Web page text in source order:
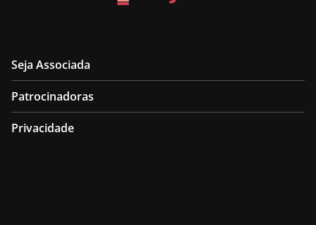
Seja Associada
Patrocinadoras
Privacidade